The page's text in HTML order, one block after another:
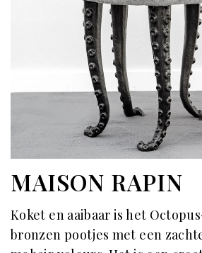
MAISON RAPIN
Koket en aaibaar is het
bronzen pootjes met een